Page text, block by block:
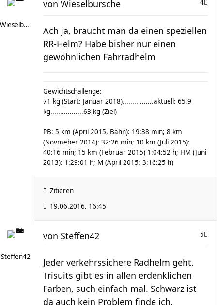
Wieselbursche
4
von Wieselbursche
Ach ja, braucht man da einen speziellen
RR-Helm? Habe bisher nur einen
gewöhnlichen Fahrradhelm
Gewichtschallenge:
71 kg (Start: Januar 2018)................aktuell: 65,9
kg.................63 kg (Ziel)
PB: 5 km (April 2015, Bahn): 19:38 min; 8 km
(Novmeber 2014): 32:26 min; 10 km (Juli 2015):
40:16 min; 15 km (Februar 2015) 1:04:52 h; HM (Juni
2013): 1:29:01 h; M (April 2015: 3:16:25 h)
Zitieren
19.06.2016, 16:45
Steffen42
5
von Steffen42
Jeder verkehrssichere Radhelm geht.
Trisuits gibt es in allen erdenklichen
Farben, such einfach mal. Schwarz ist
da auch kein Problem finde ich.